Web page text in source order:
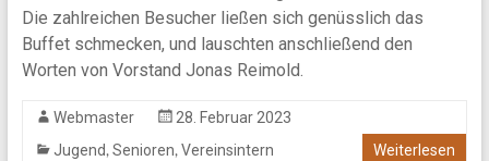
Die zahlreichen Besucher ließen sich genüsslich das
Buffet schmecken, und lauschten anschließend den
Worten von Vorstand Jonas Reimold.
Webmaster
28. Februar 2023
Jugend, Senioren, Vereinsintern Weiterlesen